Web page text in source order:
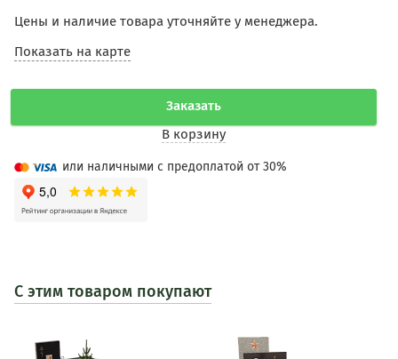
Цены и наличие товара уточняйте у менеджера.
Показать на карте
Заказать
В корзину
или наличными с предоплатой от 30%
С этим товаром покупают